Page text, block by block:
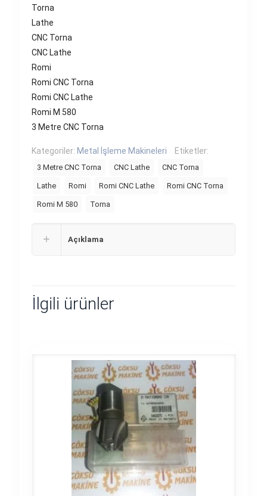
Torna
Lathe
CNC Torna
CNC Lathe
Romi
Romi CNC Torna
Romi CNC Lathe
Romi M 580
3 Metre CNC Torna
Kategoriler: Metal İşleme Makineleri Etiketler:
3 Metre CNC Torna CNC Lathe CNC Torna
Lathe Romi Romi CNC Lathe Romi CNC Torna
Romi M 580 Torna
Açıklama
İlgili ürünler